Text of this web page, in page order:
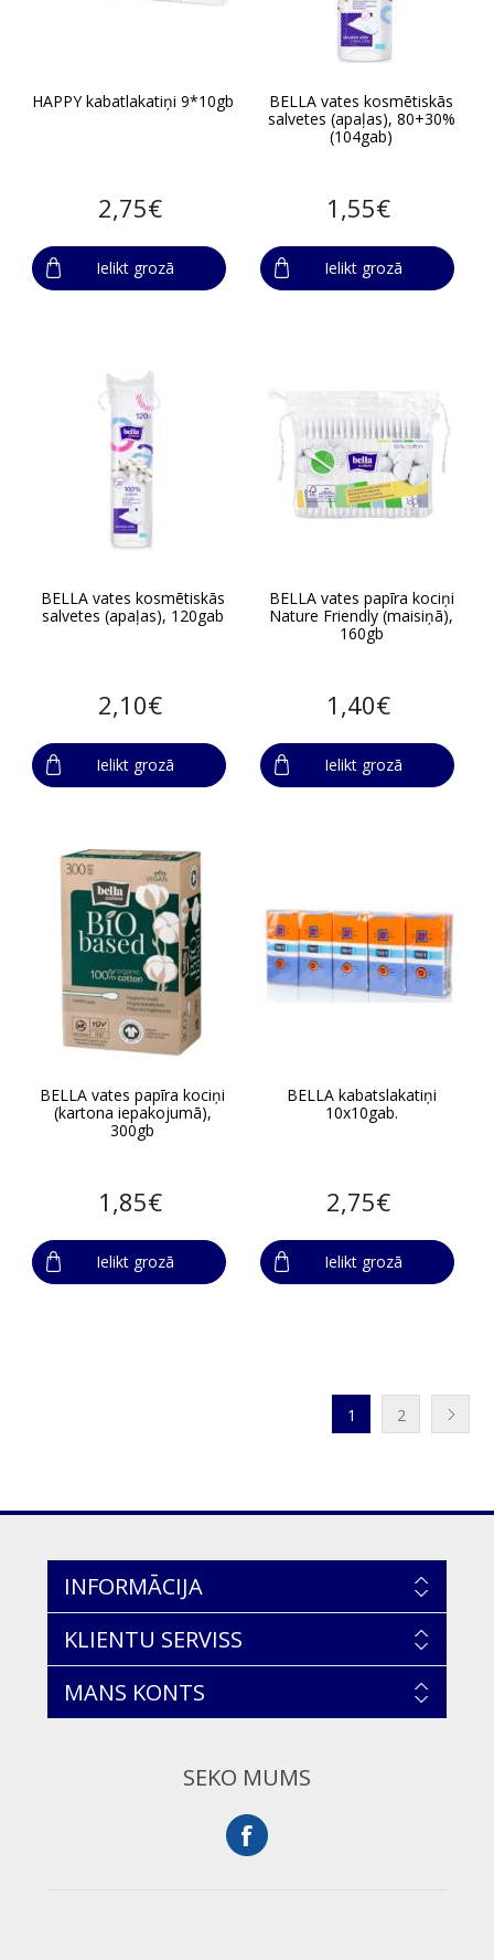
HAPPY kabatlakatiņi 9*10gb
2,75€
Ielikt grozā
BELLA vates kosmētiskās
salvetes (apaļas), 80+30%
(104gab)
1,55€
Ielikt grozā
BELLA vates kosmētiskās
salvetes (apaļas), 120gab
2,10€
Ielikt grozā
BELLA vates papīra kociņi
Nature Friendly (maisiņā),
160gb
1,40€
Ielikt grozā
BELLA vates papīra kociņi
(kartona iepakojumā),
300gb
1,85€
Ielikt grozā
BELLA kabatslakatiņi
10x10gab.
2,75€
Ielikt grozā
1 2
INFORMĀCIJA
KLIENTU SERVISS
MANS KONTS
SEKO MUMS